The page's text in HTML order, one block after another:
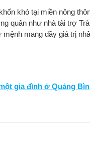
khó tại miền nông
quân như nhà tài trợ
mang đầy giá trị
gia đình ở Quảng